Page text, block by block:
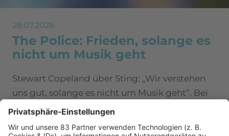
28.07.2026
The Police: Frieden, solange es
nicht um Musik geht
Stewart Copeland über Sting: „Wir verstehen
uns gut, solange es nicht um Musik geht“. Bei
The Police wird es offenbar kompliziert, sobald